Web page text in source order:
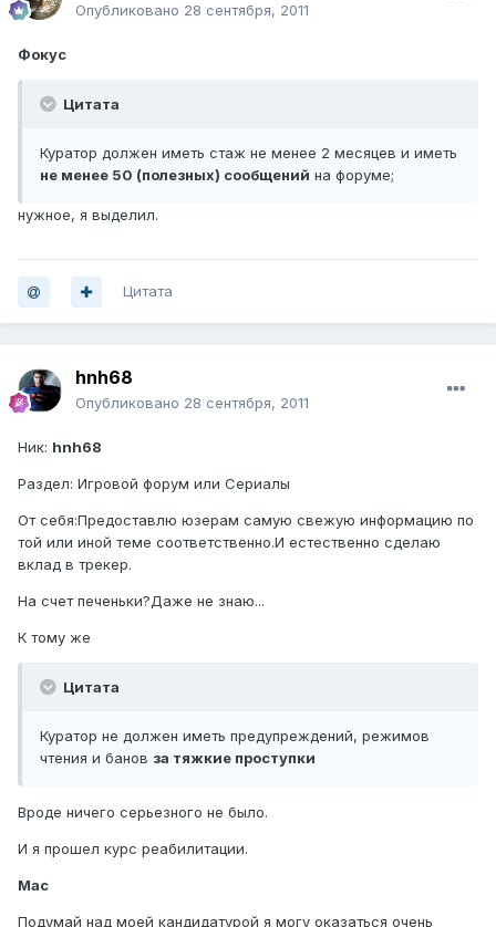
Опубликовано 28 сентября, 2011
Фокус
Цитата
Куратор должен иметь стаж не менее 2 месяцев и иметь
не менее 50 (полезных) сообщений на форуме;
нужное, я выделил.
Цитата
hnh68
Опубликовано 28 сентября, 2011
Ник: hnh68
Раздел: Игровой форум или Сериалы
От себя:Предоставлю юзерам самую свежую информацию по
той или иной теме соответственно.И естественно сделаю
вклад в трекер.
На счет печеньки?Даже не знаю...
К тому же
Цитата
Куратор не должен иметь предупреждений, режимов
чтения и банов за тяжкие проступки
Вроде ничего серьезного не было.
И я прошел курс реабилитации.
Mac
Подумай над моей кандидатурой я могу оказаться очень